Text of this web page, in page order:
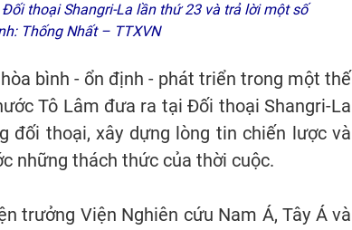
thoại Shangri-La lần thứ 23 và trả lời một số
Thống Nhất – TTXVN
bình - ổn định - phát triển trong một thế
Tô Lâm đưa ra tại Đối thoại Shangri-La
đối thoại, xây dựng lòng tin chiến lược và
những thách thức của thời cuộc.
trưởng Viện Nghiên cứu Nam Á, Tây Á và